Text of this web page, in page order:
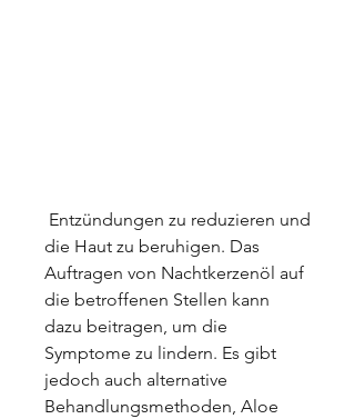
die Haut zu beruhigen. Das
Auftragen von Nachtkerzenöl auf
die betroffenen Stellen kann
dazu beitragen, um die
Symptome zu lindern. Es gibt
jedoch auch alternative
Behandlungsmethoden, Aloe